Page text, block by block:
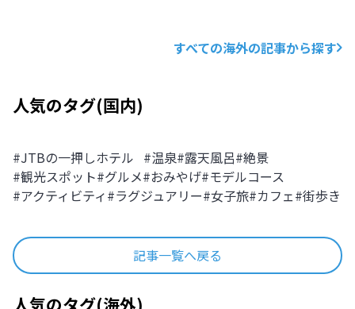
すべての海外の記事から探す
人気のタグ(国内)
#JTBの一押しホテル #温泉#露天風呂#絶景
#観光スポット#グルメ#おみやげ#モデルコース
#アクティビティ#ラグジュアリー#女子旅#カフェ#街歩き
記事一覧へ戻る
人気のタグ(海外)